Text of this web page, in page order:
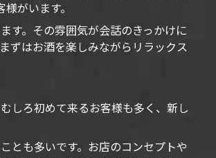
がいます。
す。その雰囲気が会話のきっかけに
ずはお酒を楽しみながらリラックス
しろ初めて来るお客様も多く、新し
とも多いです。お店のコンセプトや